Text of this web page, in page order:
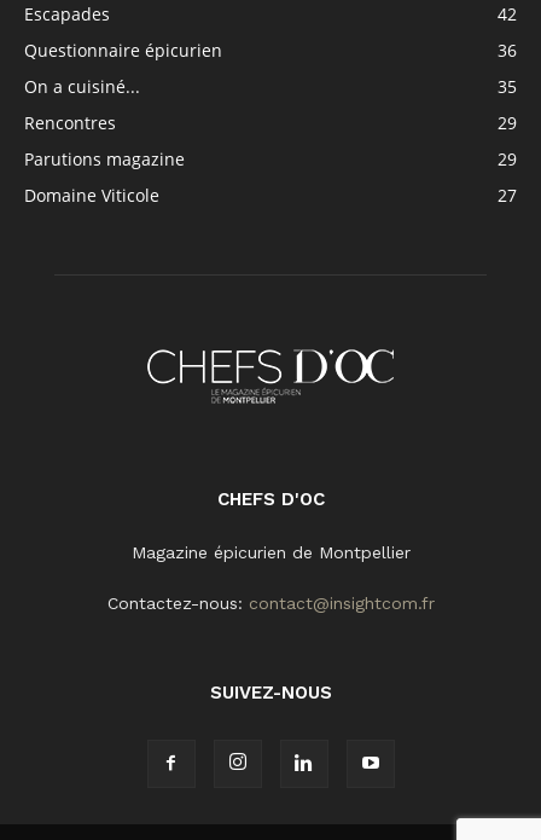
Escapades
42
Questionnaire épicurien
36
On a cuisiné...
35
Rencontres
29
Parutions magazine
29
Domaine Viticole
27
CHEFS D'OC
Magazine épicurien de Montpellier
Contactez-nous: contact@insightcom.fr
SUIVEZ-NOUS